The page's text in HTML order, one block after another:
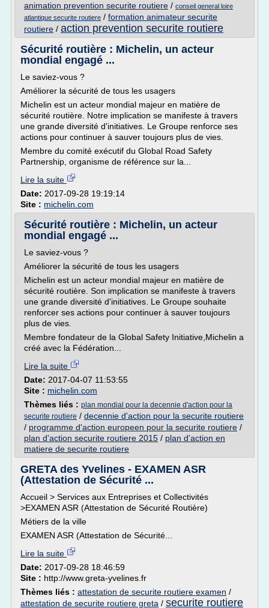
animation prevention securite routiere / conseil general loire
atlantique securite routiere / formation animateur securite
routiere / action prevention securite routiere
Sécurité routière : Michelin, un acteur
mondial engagé ...
Le saviez-vous ?
Améliorer la sécurité de tous les usagers
Michelin est un acteur mondial majeur en matière de
sécurité routière. Notre implication se manifeste à travers
une grande diversité d'initiatives. Le Groupe renforce ses
actions pour continuer à sauver toujours plus de vies.
Membre du comité exécutif du Global Road Safety
Partnership, organisme de référence sur la...
Lire la suite
Date: 2017-09-28 19:19:14
Site : michelin.com
Sécurité routière : Michelin, un acteur
mondial engagé ...
Le saviez-vous ?
Améliorer la sécurité de tous les usagers
Michelin est un acteur mondial majeur en matière de
sécurité routière. Son implication se manifeste à travers
une grande diversité d'initiatives. Le Groupe souhaite
renforcer ses actions pour continuer à sauver toujours
plus de vies.
Membre fondateur de la Global Safety Initiative,Michelin a
créé avec la Fédération...
Lire la suite
Date: 2017-04-07 11:53:55
Site : michelin.com
Thèmes liés : plan mondial pour la decennie d'action pour la
securite routiere / decennie d'action pour la securite routiere
/ programme d'action europeen pour la securite routiere /
plan d'action securite routiere 2015 / plan d'action en
matiere de securite routiere
GRETA des Yvelines - EXAMEN ASR
(Attestation de Sécurité ...
Accueil > Services aux Entreprises et Collectivités
>EXAMEN ASR (Attestation de Sécurité Routière)
Métiers de la ville
EXAMEN ASR (Attestation de Sécurité...
Lire la suite
Date: 2017-09-28 18:46:59
Site : http://www.greta-yvelines.fr
Thèmes liés : attestation de securite routiere examen /
attestation de securite routiere greta / securite routiere